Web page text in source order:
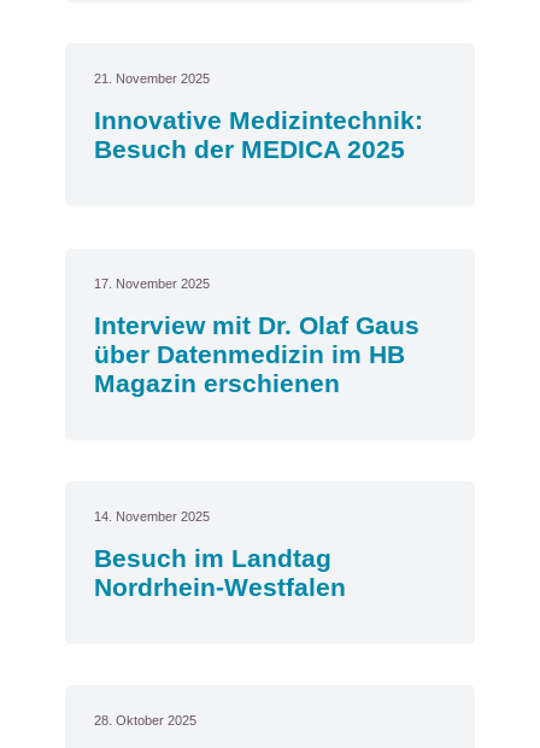
21. November 2025
Innovative Medizintechnik:
Besuch der MEDICA 2025
17. November 2025
Interview mit Dr. Olaf Gaus
über Datenmedizin im HB
Magazin erschienen
14. November 2025
Besuch im Landtag
Nordrhein-Westfalen
28. Oktober 2025